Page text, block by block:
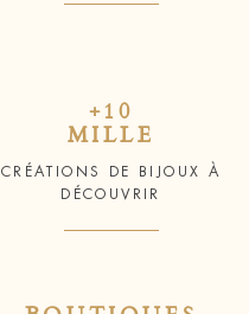
+10
MILLE
CRÉATIONS DE BIJOUX À
DÉCOUVRIR